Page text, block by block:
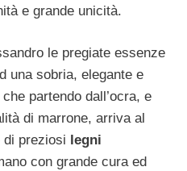
e grande unicità.
le pregiate essenze
una sobria, elegante e
partendo dall’ocra, e
di marrone, arriva al
di preziosi legni
con grande cura ed